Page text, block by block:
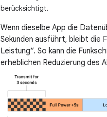
berücksichtigt.
Wenn dieselbe App die
Sekunden ausführt, bleibt die
Leistung“. So kann die
erheblichen Reduzierung des